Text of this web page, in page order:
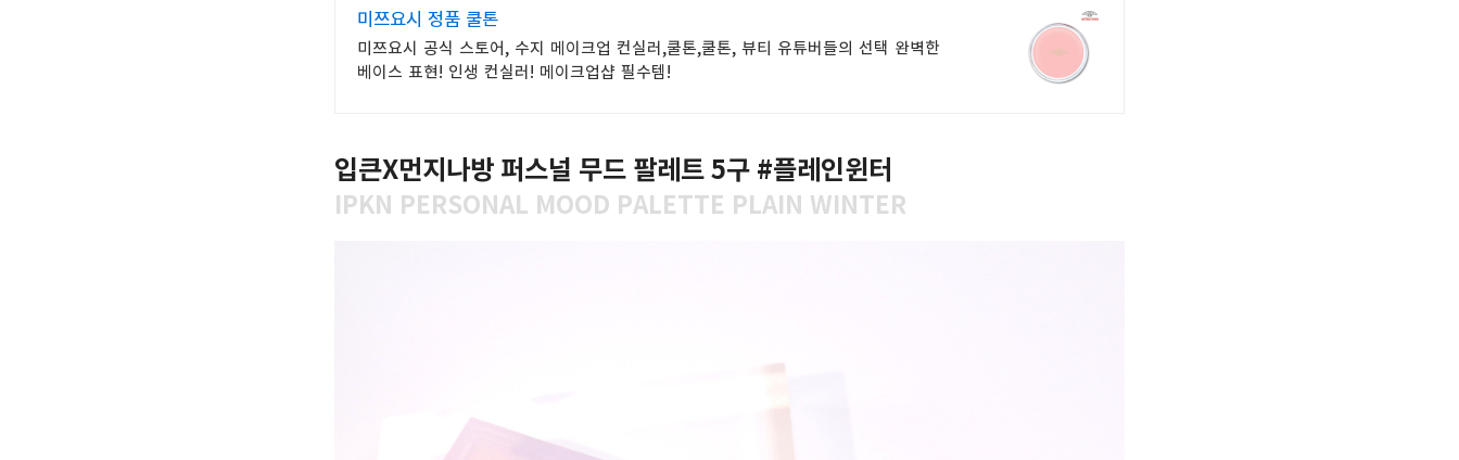
미쯔요시 정품 쿨톤
미쯔요시 공식 스토어, 수지 메이크업 컨실러,쿨톤,쿨톤, 뷰티 유튜버들의 선택 완벽한
베이스 표현! 인생 컨실러! 메이크업샵 필수템!
입큰X먼지나방 퍼스널 무드 팔레트 5구 #플레인윈터
IPKN PERSONAL MOOD PALETTE PLAIN WINTER